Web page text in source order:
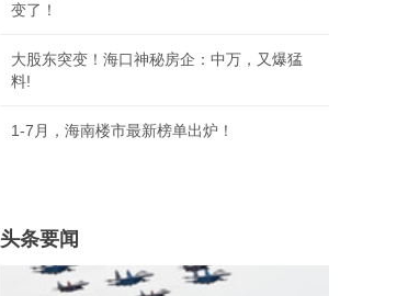
变了！
大股东突变！海口神秘房企：中万，又爆猛
料!
1-7月，海南楼市最新榜单出炉！
头条要闻